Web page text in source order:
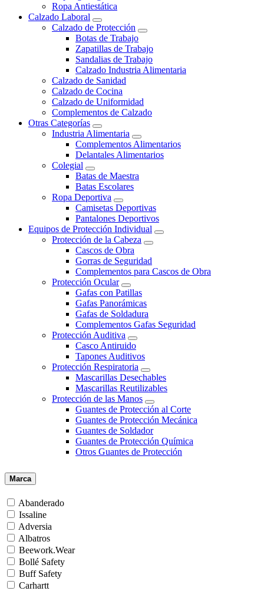
Ropa Antiestática
Calzado Laboral
Calzado de Protección
Botas de Trabajo
Zapatillas de Trabajo
Sandalias de Trabajo
Calzado Industria Alimentaria
Calzado de Sanidad
Calzado de Cocina
Calzado de Uniformidad
Complementos de Calzado
Otras Categorías
Industria Alimentaria
Complementos Alimentarios
Delantales Alimentarios
Colegial
Batas de Maestra
Batas Escolares
Ropa Deportiva
Camisetas Deportivas
Pantalones Deportivos
Equipos de Protección Individual
Protección de la Cabeza
Cascos de Obra
Gorras de Seguridad
Complementos para Cascos de Obra
Protección Ocular
Gafas con Patillas
Gafas Panorámicas
Gafas de Soldadura
Complementos Gafas Seguridad
Protección Auditiva
Casco Antiruido
Tapones Auditivos
Protección Respiratoria
Mascarillas Desechables
Mascarillas Reutilizables
Protección de las Manos
Guantes de Protección al Corte
Guantes de Protección Mecánica
Guantes de Soldador
Guantes de Protección Química
Otros Guantes de Protección
Marca
Abanderado
Issaline
Adversia
Albatros
Beework.Wear
Bollé Safety
Buff Safety
Carhartt